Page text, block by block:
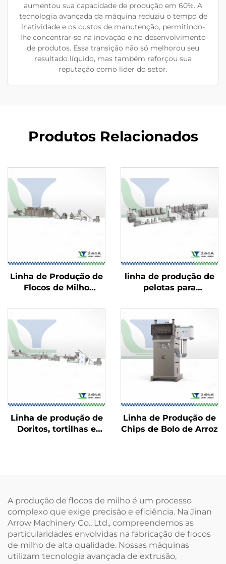
aumentou sua capacidade de produção em 60%. A
tecnologia avançada da máquina reduziu o tempo de
inatividade e os custos de manutenção, permitindo-
lhe concentrar-se na inovação e no desenvolvimento
de produtos. Essa transição não só melhorou seu
resultado líquido, mas também reforçou sua
reputação como líder do setor.
Produtos Relacionados
Linha de Produção de
Flocos de Milho
Salgadinhos
Recheados
linha de produção de
pelotas para
Linha de produção de
Doritos, tortilhas e
Linha de Produção de
Chips de Bolo de Arroz
A produção de flocos de milho é um processo
complexo que exige precisão e eficiência. Na Jinan
Arrow Machinery Co., Ltd., compreendemos as
particularidades envolvidas na fabricação de flocos
de milho de alta qualidade. Nossas máquinas
utilizam tecnologia avançada de extrusão,